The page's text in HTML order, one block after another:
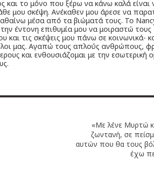
και το μόνο που ξέρω να κάνω καλά είναι
μου σκέψη. Ανέκαθεν μου άρεσε να
μέσα από τα βιώματά τους. Το
έντονη επιθυμία μου να μοιραστώ τους
και τις σκέψεις μου πάνω σε κοινωνικά-
μας. Αγαπώ τους απλούς ανθρώπους,
και ενθουσιάζομαι με την εσωτερική
«Με λένε Μυρτώ
ζωντανή, σε
αυτών που θα τους
έχω